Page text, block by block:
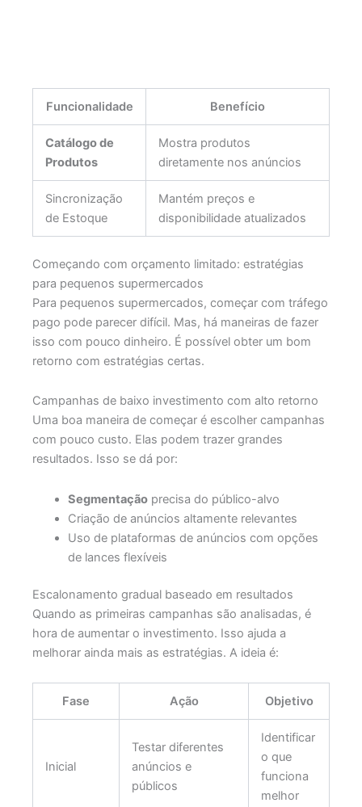
Funcionalidade Benefício
Catálogo de
Produtos
Mostra produtos
diretamente nos anúncios
Sincronização
de Estoque
Mantém preços e
disponibilidade atualizados
Começando com orçamento limitado: estratégias
para pequenos supermercados
Para pequenos supermercados, começar com tráfego
pago pode parecer difícil. Mas, há maneiras de fazer
isso com pouco dinheiro. É possível obter um bom
retorno com estratégias certas.
Campanhas de baixo investimento com alto retorno
Uma boa maneira de começar é escolher campanhas
com pouco custo. Elas podem trazer grandes
resultados. Isso se dá por:
Segmentaçãoprecisa do público-alvo
Criação de anúncios altamente relevantes
Uso de plataformas de anúncios com opções
de lances flexíveis
Escalonamento gradual baseado em resultados
Quando as primeiras campanhas são analisadas, é
hora de aumentar o investimento. Isso ajuda a
melhorar ainda mais as estratégias. A ideia é:
Fase Ação Objetivo
Inicial
Testar diferentes
anúncios e
públicos
Identificar
o que
funciona
melhor